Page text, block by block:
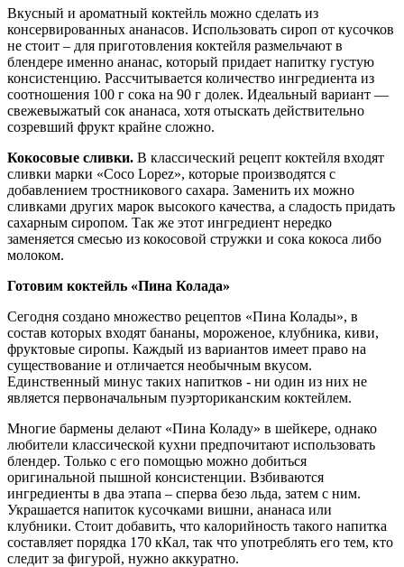
Вкусный и ароматный коктейль можно сделать из
консервированных ананасов. Использовать сироп от кусочков
не стоит – для приготовления коктейля размельчают в
блендере именно ананас, который придает напитку густую
консистенцию. Рассчитывается количество ингредиента из
соотношения 100 г сока на 90 г долек. Идеальный вариант —
свежевыжатый сок ананаса, хотя отыскать действительно
созревший фрукт крайне сложно.
Кокосовые сливки. В классический рецепт коктейля входят
сливки марки «Coco Lopez», которые производятся с
добавлением тростникового сахара. Заменить их можно
сливками других марок высокого качества, а сладость придать
сахарным сиропом. Так же этот ингредиент нередко
заменяется смесью из кокосовой стружки и сока кокоса либо
молоком.
Готовим коктейль «Пина Колада»
Сегодня создано множество рецептов «Пина Колады», в
состав которых входят бананы, мороженое, клубника, киви,
фруктовые сиропы. Каждый из вариантов имеет право на
существование и отличается необычным вкусом.
Единственный минус таких напитков - ни один из них не
является первоначальным пуэрториканским коктейлем.
Многие бармены делают «Пина Коладу» в шейкере, однако
любители классической кухни предпочитают использовать
блендер. Только с его помощью можно добиться
оригинальной пышной консистенции. Взбиваются
ингредиенты в два этапа – сперва безо льда, затем с ним.
Украшается напиток кусочками вишни, ананаса или
клубники. Стоит добавить, что калорийность такого напитка
составляет порядка 170 кКал, так что употреблять его тем, кто
следит за фигурой, нужно аккуратно.